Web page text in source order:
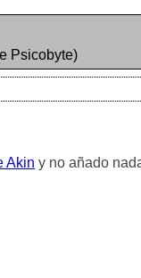
Psicobyte)
Akin y no añado